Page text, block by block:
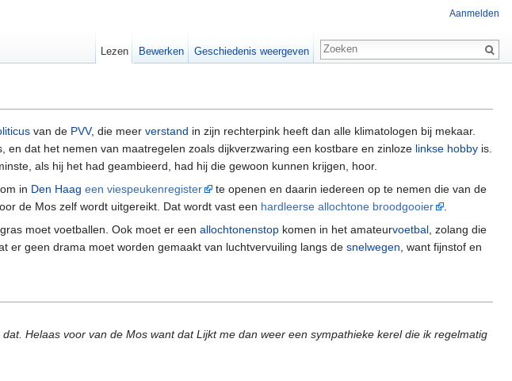
van de PVV, die meer verstand in zijn rechterpink heeft dan alle klimatologen bij mekaar.
en dat het nemen van maatregelen zoals dijkverzwaring een kostbare en zinloze linkse hobby is.
als hij het had geambieerd, had hij die gewoon kunnen krijgen, hoor.
in Den Haag een viespeukenregister
te openen en daarin iedereen op te nemen die van de
de Mos zelf wordt uitgereikt. Dat wordt vast een hardleerse allochtone broodgooier
.
moet voetballen. Ook moet er een allochtonenstop komen in het amateurvoetbal, zolang die
er geen drama moet worden gemaakt van luchtvervuiling langs de snelwegen, want fijnstof en
Helaas voor van de Mos want dat Lijkt me dan weer een sympathieke kerel die ik regelmatig
Aanmelden
Lezen Bewerken Geschiedenis weergeven